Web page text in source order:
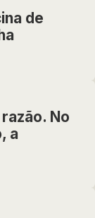
de
No
a